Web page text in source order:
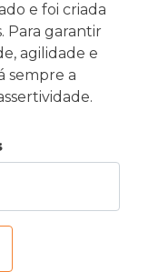
e foi criada
Para garantir
agilidade e
sempre a